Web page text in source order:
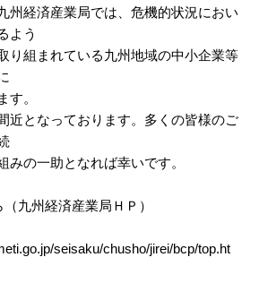
済産業局では、危機的状況におい
よう
まれている九州地域の中小企業等
。
なっております。多くの皆様のご
一助となれば幸いです。
州経済産業局ＨＰ）
seisaku/chusho/jirei/bcp/top.ht